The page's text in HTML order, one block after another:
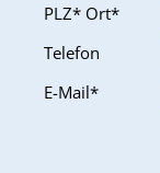
PLZ* Ort*
Telefon
E-Mail*